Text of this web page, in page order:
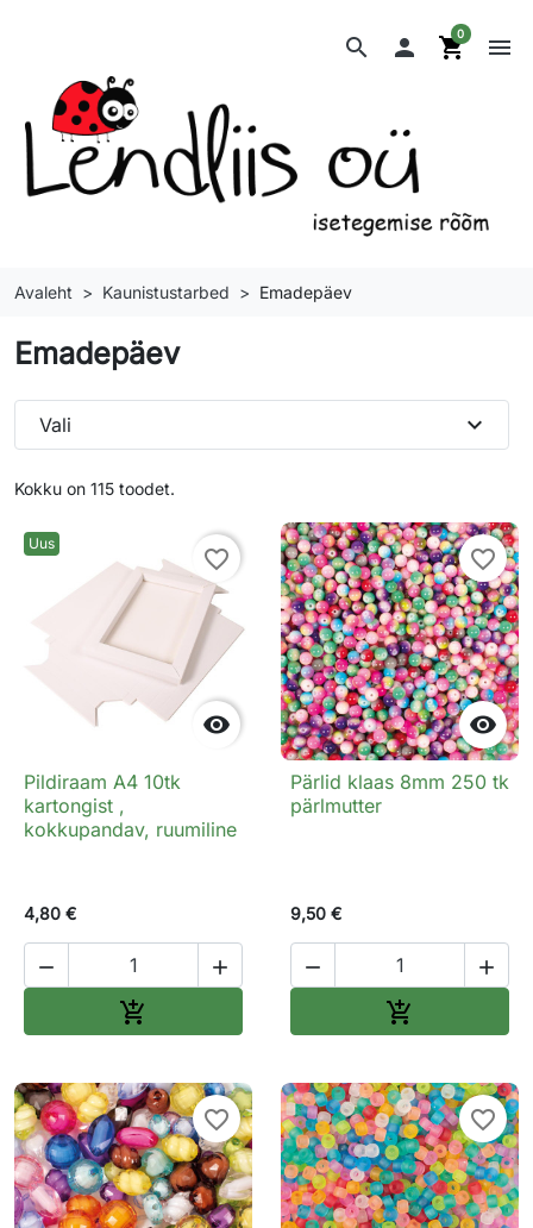
search  shopping_cart
0 menu
Avaleht Kaunistustarbed Emadepäev
Emadepäev
Kokku on 115 toodet.
Vali expand_more
Uus

favorite_border
Pildiraam A4 10tk
kartongist ,
kokkupandav, ruumiline
4,80 €
 


favorite_border
Pärlid klaas 8mm 250 tk
pärlmutter
9,50 €
 

favorite_border favorite_border